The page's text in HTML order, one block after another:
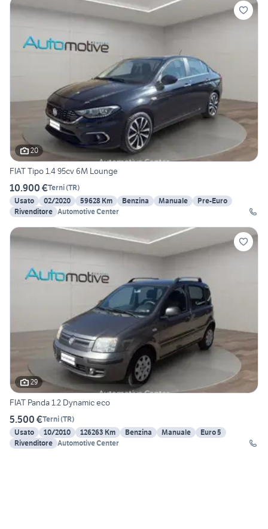
20
FIAT Tipo 1.4 95cv 6M Lounge
10.900 €Terni(TR)
Usato
02/2020 59628 Km Benzina Manuale
Pre-Euro
Rivenditore Automotive Center
29
FIAT Panda 1.2 Dynamic eco
5.500 €Terni(TR)
Usato
10/2010 126263 Km Benzina Manuale
Euro 5
Rivenditore Automotive Center